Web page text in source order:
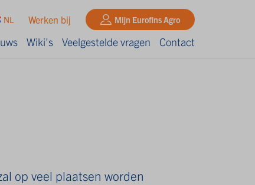
NL Werken bij Mijn Eurofins Agro
Wiki's Veelgestelde vragen Contact
op veel plaatsen worden